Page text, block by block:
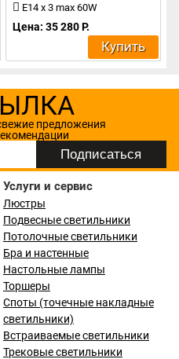
E14 x 3 max 60W
Цена: 35 280 Р.
Купить
предложения
Услуги и сервис
Люстры
Подвесные светильники
Потолочные светильники
Бра и настенные
Настольные лампы
Торшеры
Споты (точечные накладные
светильники)
Встраиваемые светильники
Трековые светильники